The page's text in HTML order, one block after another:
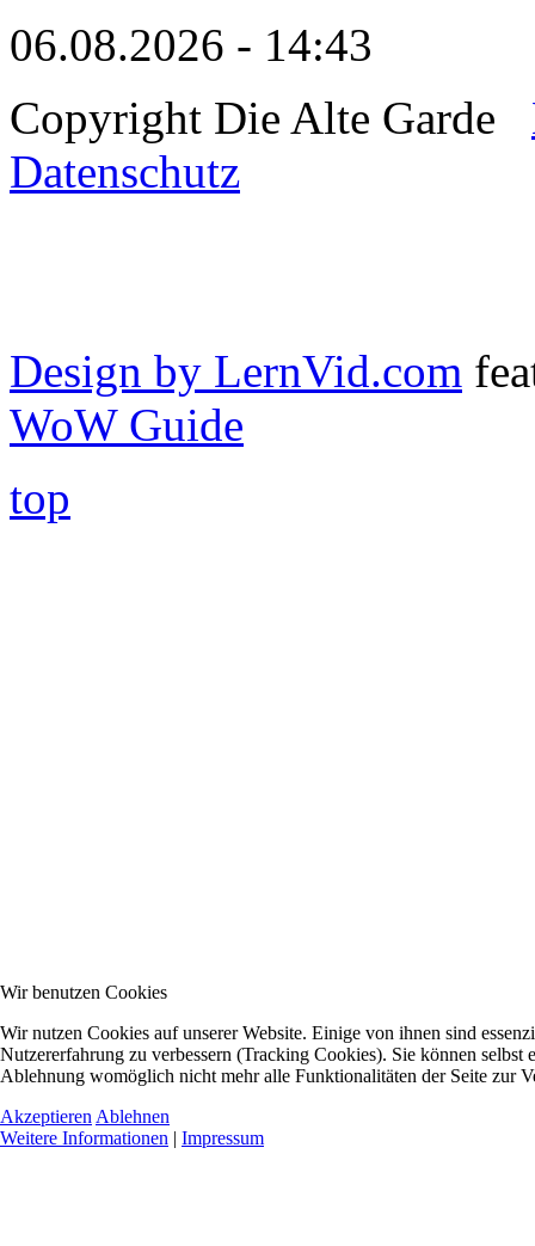
06.08.2026 - 14:43
Copyright Die Alte Garde
Datenschutz
Design by LernVid.com
WoW Guide
top
Wir benutzen Cookies
Wir nutzen Cookies auf unserer Website. Einige von ihnen sind
Nutzererfahrung zu verbessern (Tracking Cookies). Sie können selbst
Ablehnung womöglich nicht mehr alle Funktionalitäten der Seite zur
Akzeptieren Ablehnen
Weitere Informationen | Impressum